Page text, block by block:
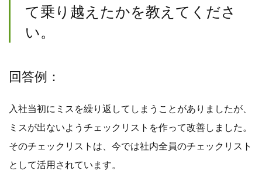
て乗り越えたかを教えてくださ
い。
回答例：
入社当初にミスを繰り返してしまうことがありましたが、
ミスが出ないようチェックリストを作って改善しました。
そのチェックリストは、今では社内全員のチェックリスト
として活用されています。